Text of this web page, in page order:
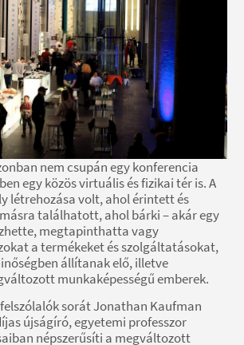
nem csupán egy konferencia
egy közös virtuális és fizikai tér is. A
létrehozása volt, ahol érintett és
találhatott, ahol bárki – akár egy
megtapinthatta vagy
a termékeket és szolgáltatásokat,
állítanak elő, illetve
munkaképességű emberek.
sorát Jonathan Kaufman
újságíró, egyetemi professzor
népszerűsíti a megváltozott